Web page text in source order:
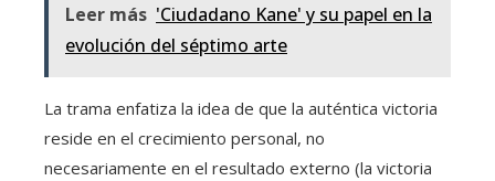
Leer más 'Ciudadano Kane' y su papel en la
evolución del séptimo arte
La trama enfatiza la idea de que la auténtica victoria
reside en el crecimiento personal, no
necesariamente en el resultado externo (la victoria